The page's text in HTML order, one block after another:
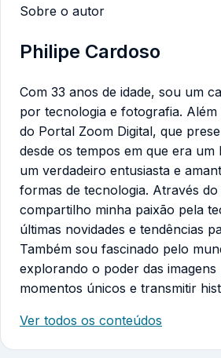
Sobre o autor
Philipe Cardoso
Com 33 anos de idade, sou um
por tecnologia e fotografia.
do Portal Zoom Digital, que
desde os tempos em que era
um verdadeiro entusiasta e
formas de tecnologia. Através
compartilho minha paixão pela
últimas novidades e tendências
Também sou fascinado pelo
explorando o poder das
momentos únicos e transmitir
Ver todos os conteúdos